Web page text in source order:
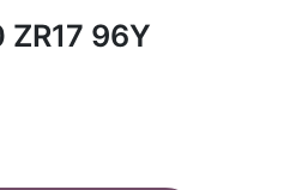
ZR17 96Y